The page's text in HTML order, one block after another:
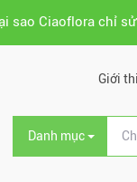
sao Ciaoflora chỉ
Giới
Danh mục